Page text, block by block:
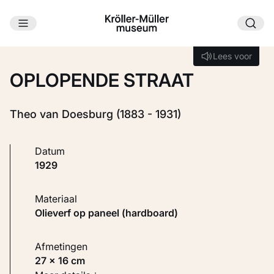
Ga naar hoofdinhoud
Lees voor
Lees voor
OPLOPENDE STRAAT
Theo van Doesburg (1883 - 1931)
Datum
1929
Materiaal
Olieverf op paneel (hardboard)
Afmetingen
27 × 16 cm